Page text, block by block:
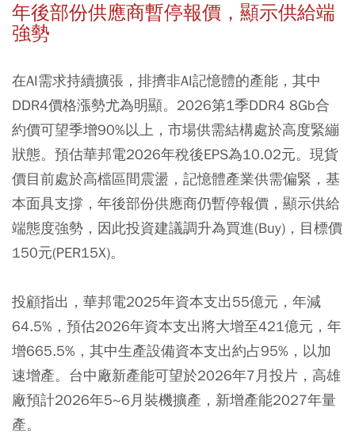
年後部份供應商暫停報價，顯示供給端
強勢
在AI需求持續擴張，排擠非AI記憶體的產能，其中
DDR4價格漲勢尤為明顯。2026第1季DDR4 8Gb合
約價可望季增90%以上，市場供需結構處於高度緊繃
狀態。預估華邦電2026年稅後EPS為10.02元。現貨
價目前處於高檔區間震盪，記憶體產業供需偏緊，基
本面具支撐，年後部份供應商仍暫停報價，顯示供給
端態度強勢，因此投資建議調升為買進(Buy)，目標價
150元(PER15X)。
投顧指出，華邦電2025年資本支出55億元，年減
64.5%，預估2026年資本支出將大增至421億元，年
增665.5%，其中生產設備資本支出約占95%，以加
速增產。台中廠新產能可望於2026年7月投片，高雄
廠預計2026年5~6月裝機擴產，新增產能2027年量
產。